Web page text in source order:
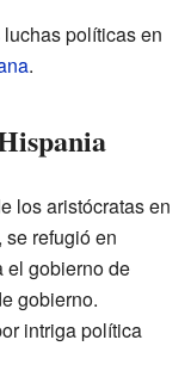
políticas en
.
los aristócratas en
refugió en
el gobierno de
gobierno.
intriga política